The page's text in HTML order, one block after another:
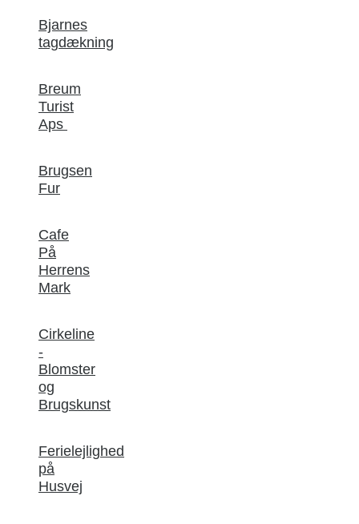
Bjarnes
tagdækning
Breum
Turist
Aps
Brugsen
Fur
Cafe
På
Herrens
Mark
Cirkeline
-
Blomster
og
Brugskunst
Ferielejlighed
på
Husvej